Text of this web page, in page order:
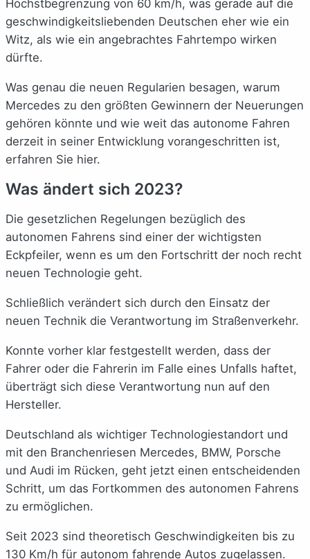
Höchstbegrenzung von 60 km/h, was gerade auf die
geschwindigkeitsliebenden Deutschen eher wie ein
Witz, als wie ein angebrachtes Fahrtempo wirken
dürfte.
Was genau die neuen Regularien besagen, warum
Mercedes zu den größten Gewinnern der Neuerungen
gehören könnte und wie weit das autonome Fahren
derzeit in seiner Entwicklung vorangeschritten ist,
erfahren Sie hier.
Was ändert sich 2023?
Die gesetzlichen Regelungen bezüglich des
autonomen Fahrens sind einer der wichtigsten
Eckpfeiler, wenn es um den Fortschritt der noch recht
neuen Technologie geht.
Schließlich verändert sich durch den Einsatz der
neuen Technik die Verantwortung im Straßenverkehr.
Konnte vorher klar festgestellt werden, dass der
Fahrer oder die Fahrerin im Falle eines Unfalls haftet,
überträgt sich diese Verantwortung nun auf den
Hersteller.
Deutschland als wichtiger Technologiestandort und
mit den Branchenriesen Mercedes, BMW, Porsche
und Audi im Rücken, geht jetzt einen entscheidenden
Schritt, um das Fortkommen des autonomen Fahrens
zu ermöglichen.
Seit 2023 sind theoretisch Geschwindigkeiten bis zu
130 Km/h für autonom fahrende Autos zugelassen.